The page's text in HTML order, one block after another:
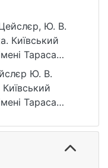
Ю. В.
Київський
Тараса
15071834/763
Ю. В.
Київський
Тараса
15071834/763